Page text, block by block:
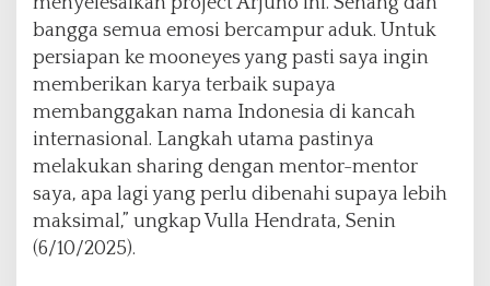
bangga semua emosi bercampur aduk. Untuk
persiapan ke mooneyes yang pasti saya ingin
memberikan karya terbaik supaya
membanggakan nama Indonesia di kancah
internasional. Langkah utama pastinya
melakukan sharing dengan mentor-mentor
saya, apa lagi yang perlu dibenahi supaya lebih
maksimal,” ungkap Vulla Hendrata, Senin
(6/10/2025).